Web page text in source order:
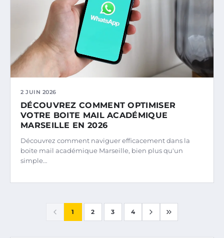
2 JUIN 2026
DÉCOUVREZ COMMENT OPTIMISER
VOTRE BOITE MAIL ACADÉMIQUE
MARSEILLE EN 2026
Découvrez comment naviguer efficacement dans la
boite mail académique Marseille, bien plus qu'un
simple…
1 2 3 4